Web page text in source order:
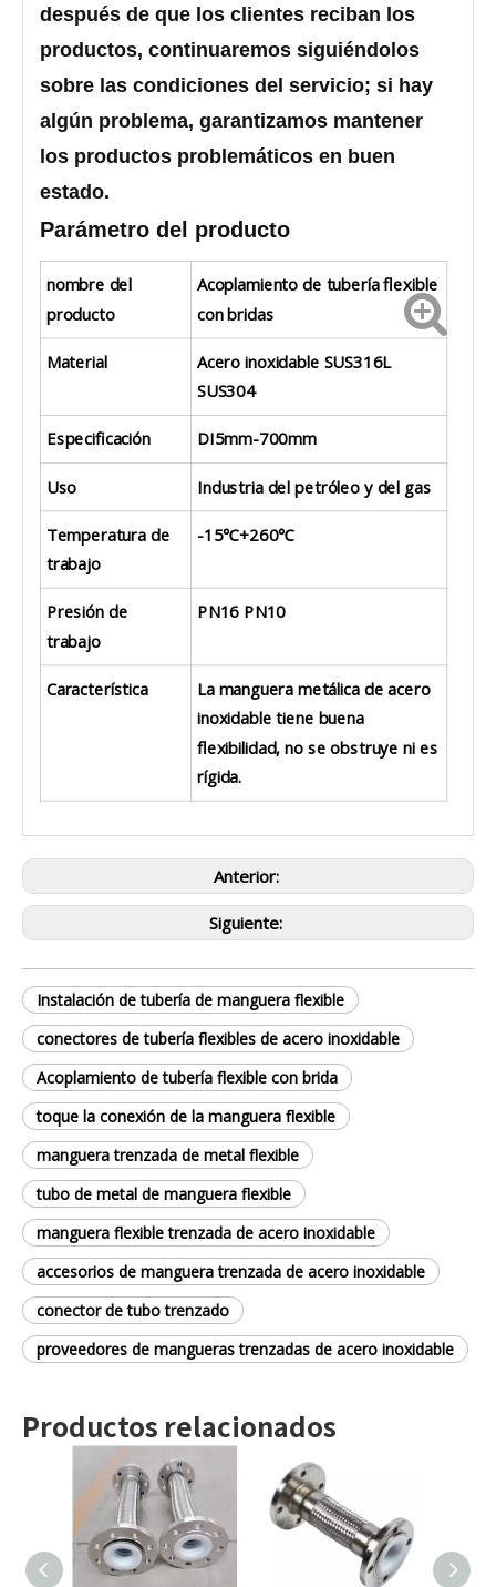
después de que los clientes reciban los
productos, continuaremos siguiéndolos
sobre las condiciones del servicio; si hay
algún problema, garantizamos mantener
los productos problemáticos en buen
estado.
Parámetro del producto
nombre del
producto
Acoplamiento de tubería flexible
con bridas
Material
Acero inoxidable SUS316L
SUS304
Especificación DI5mm-700mm
Uso Industria del petróleo y del gas
Temperatura de
trabajo
-15℃+260℃
Presión de
trabajo
PN16 PN10
Característica
La manguera metálica de acero
inoxidable tiene buena
flexibilidad, no se obstruye ni es
rígida.
Anterior:
Siguiente:
Instalación de tubería de manguera flexible
conectores de tubería flexibles de acero inoxidable
Acoplamiento de tubería flexible con brida
toque la conexión de la manguera flexible
manguera trenzada de metal flexible
tubo de metal de manguera flexible
manguera flexible trenzada de acero inoxidable
accesorios de manguera trenzada de acero inoxidable
conector de tubo trenzado
proveedores de mangueras trenzadas de acero inoxidable
Productos relacionados